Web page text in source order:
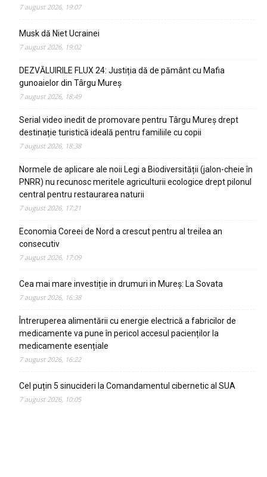
7 august 2026, 19:07
Musk dă Niet Ucrainei
7 august 2026, 19:02
DEZVĂLUIRILE FLUX 24: Justiția dă de pământ cu Mafia
gunoaielor din Târgu Mureș
7 august 2026, 18:49
Serial video inedit de promovare pentru Târgu Mureș drept
destinație turistică ideală pentru familiile cu copii
7 august 2026, 18:38
Normele de aplicare ale noii Legi a Biodiversității (jalon-cheie în
PNRR) nu recunosc meritele agriculturii ecologice drept pilonul
central pentru restaurarea naturii
7 august 2026, 17:21
Economia Coreei de Nord a crescut pentru al treilea an
consecutiv
7 august 2026, 17:09
Cea mai mare investiție in drumuri in Mureș: La Sovata
7 august 2026, 16:38
Întreruperea alimentării cu energie electrică a fabricilor de
medicamente va pune în pericol accesul pacienților la
medicamente esențiale
7 august 2026, 16:22
Cel puțin 5 sinucideri la Comandamentul cibernetic al SUA
7 august 2026, 10:05